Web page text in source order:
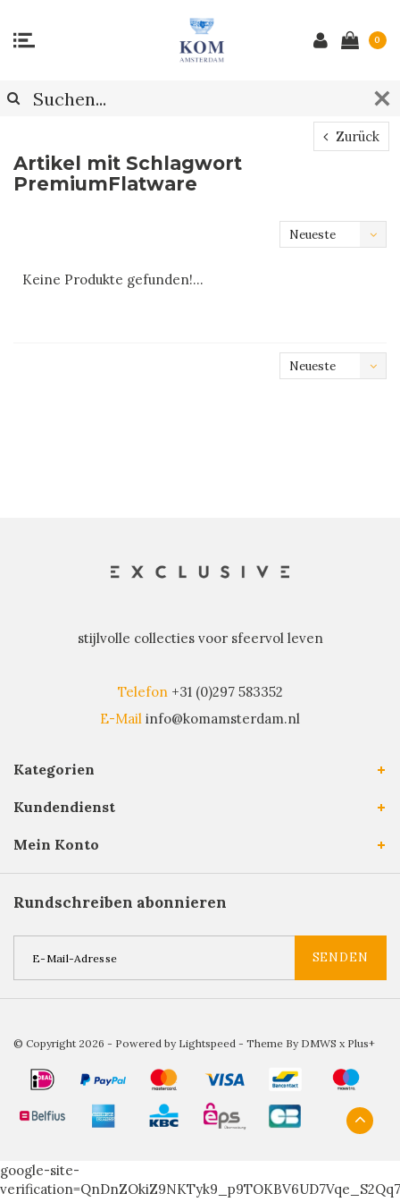
0
Zurück
Artikel mit Schlagwort
PremiumFlatware
Neueste
Keine Produkte gefunden!...
Neueste
stijlvolle collecties voor sfeervol leven
Telefon +31 (0)297 583352
E-Mail info@komamsterdam.nl
Kategorien
Kundendienst
Mein Konto
Rundschreiben abonnieren
SENDEN
© Copyright 2026 - Powered by Lightspeed - Theme By DMWS x Plus+
google-site-